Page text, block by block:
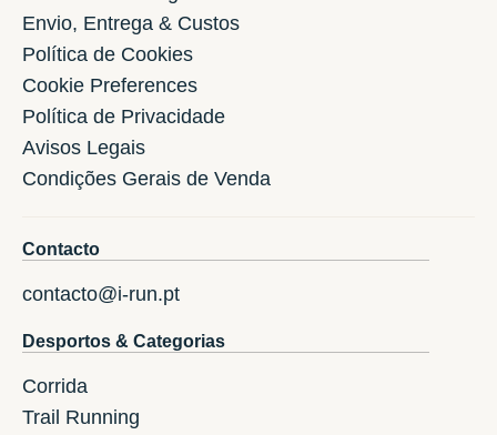
Envio, Entrega & Custos
Política de Cookies
Cookie Preferences
Política de Privacidade
Avisos Legais
Condições Gerais de Venda
Contacto
contacto@i-run.pt
Desportos & Categorias
Corrida
Trail Running